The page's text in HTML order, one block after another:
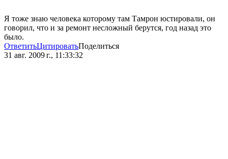
Я тоже знаю человека которому там Тамрон юстировали, он
говорил, что и за ремонт несложный берутся, год назад это
было.
ОтветитьЦитироватьПоделиться
31 авг. 2009 г., 11:33:32